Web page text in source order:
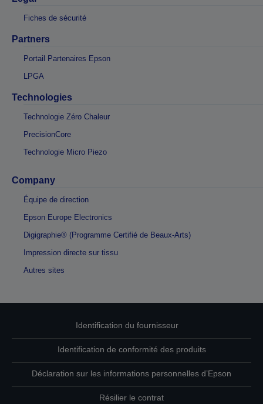
Fiches de sécurité
Partners
Portail Partenaires Epson
LPGA
Technologies
Technologie Zéro Chaleur
PrecisionCore
Technologie Micro Piezo
Company
Équipe de direction
Epson Europe Electronics
Digigraphie® (Programme Certifié de Beaux-Arts)
Impression directe sur tissu
Autres sites
Identification du fournisseur
Identification de conformité des produits
Déclaration sur les informations personnelles d’Epson
Résilier le contrat